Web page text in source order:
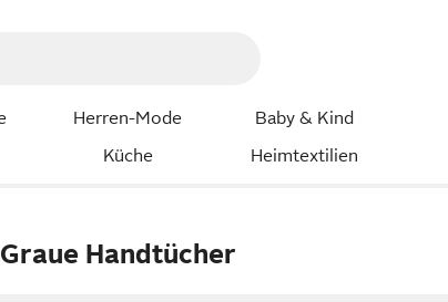
Herren-Mode Baby & Kind
Küche Heimtextilien
Graue Handtücher